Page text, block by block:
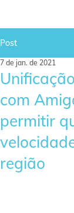
Post
com
permitir
região
7 de jan. de 2021